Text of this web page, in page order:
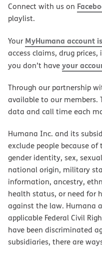
Connect with us on
playlist.
Your MyHumana account
access claims, drug
you don’t haveyour
Through our partnership
available to our members.
data and call time each
Humana Inc. and its
exclude people because
gender identity, sex,
national origin, military
information, ancestry,
health status, or need for
against the law. Humana
applicable Federal Civil
have been discriminated
subsidiaries, there are